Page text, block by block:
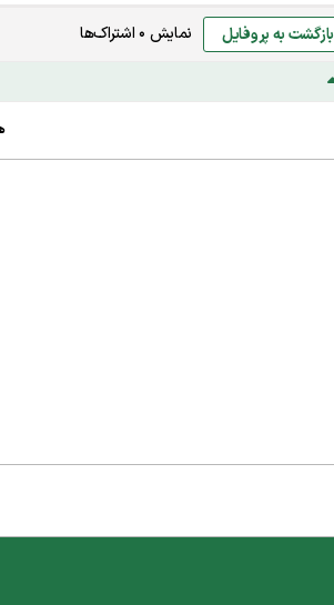
بازگشت به پروفایل نمایش 0اشتراک‌ها